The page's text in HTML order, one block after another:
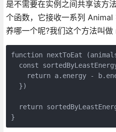
是不需要在实例之间共享该方
个函数，它接收一系列
养哪一个呢?我们这个方法叫做
function nextToEat
const
return a.energy -
  })
return